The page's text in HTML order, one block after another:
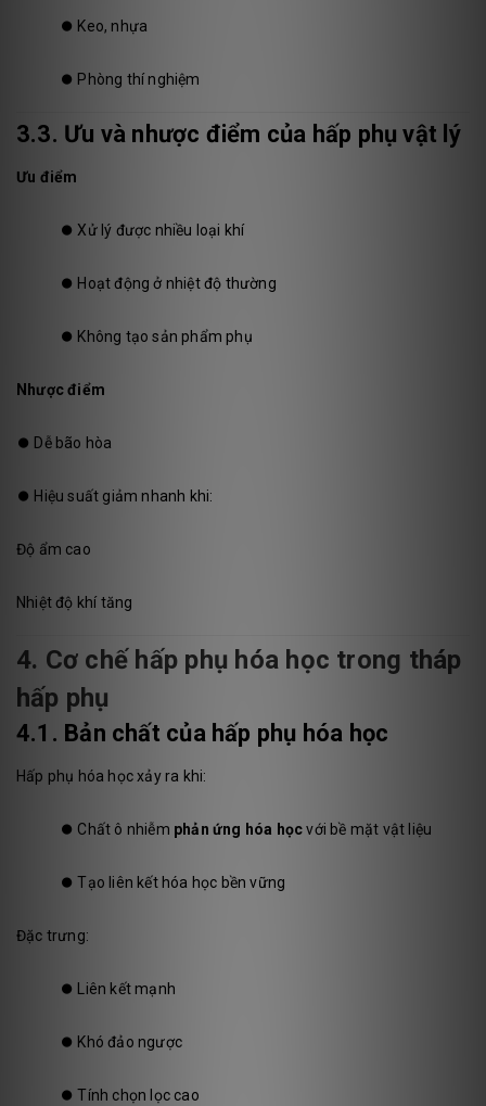
⏺️ Keo, nhựa
⏺️ Phòng thí nghiệm
3.3. Ưu và nhược điểm của hấp phụ vật lý
Ưu điểm
⏺️ Xử lý được nhiều loại khí
⏺️ Hoạt động ở nhiệt độ thường
⏺️ Không tạo sản phẩm phụ
Nhược điểm
⏺️ Dễ bão hòa
⏺️ Hiệu suất giảm nhanh khi:
Độ ẩm cao
Nhiệt độ khí tăng
4. Cơ chế hấp phụ hóa học trong tháp
hấp phụ
4.1. Bản chất của hấp phụ hóa học
Hấp phụ hóa học xảy ra khi:
⏺️ Chất ô nhiễm phản ứng hóa họcvới bề mặt vật liệu
⏺️Tạo liên kết hóa học bền vững
Đặc trưng:
⏺️ Liên kết mạnh
⏺️ Khó đảo ngược
⏺️Tính chọn lọc cao